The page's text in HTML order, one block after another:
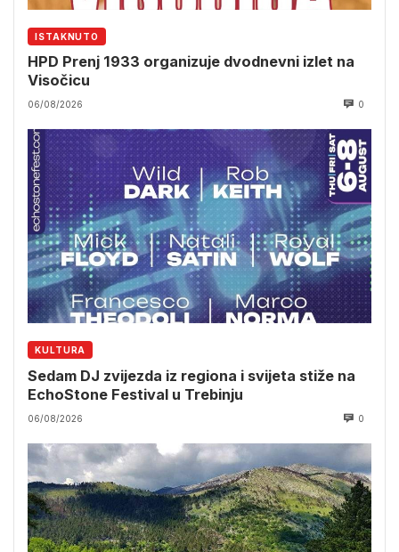
ISTAKNUTO
HPD Prenj 1933 organizuje dvodnevni izlet na
Visočicu
06/08/2026 0
KULTURA
Sedam DJ zvijezda iz regiona i svijeta stiže na
EchoStone Festival u Trebinju
06/08/2026 0